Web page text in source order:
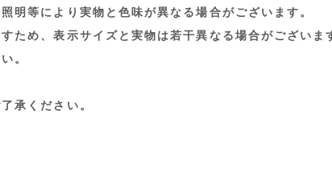
明等により実物と色味が異なる場合がございます。
ため、表示サイズと実物は若干異なる場合がございま
。
承ください。